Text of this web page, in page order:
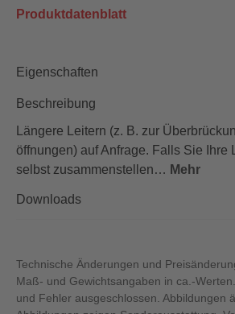
Produktdatenblatt
Eigenschaften
Beschreibung
Längere Leitern (z. B. zur
öffnungen) auf Anfrage. Falls Sie Ihre
selbst zusammenstellen… Mehr
Downloads
Technische Änderungen und
Maß- und Gewichtsangaben in ca.-
und Fehler ausgeschlossen. Abbildungen